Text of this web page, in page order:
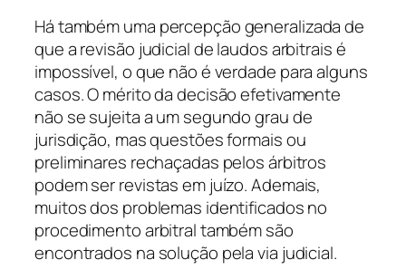
Há também uma percepção generalizada de
que a revisão judicial de laudos arbitrais é
impossível, o que não é verdade para alguns
casos. O mérito da decisão efetivamente
não se sujeita a um segundo grau de
jurisdição, mas questões formais ou
preliminares rechaçadas pelos árbitros
podem ser revistas em juízo. Ademais,
muitos dos problemas identificados no
procedimento arbitral também são
encontrados na solução pela via judicial.